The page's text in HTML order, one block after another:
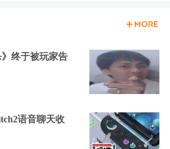
终于被玩家告
语音聊天收